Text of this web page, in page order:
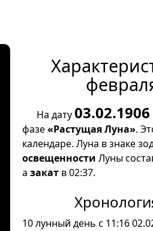
На дату03.02.1906
фазе«Растущая Луна».
календаре. Луна в знаке
освещенности Луны
а закат в 02:37.
10 лунный день с 11:16